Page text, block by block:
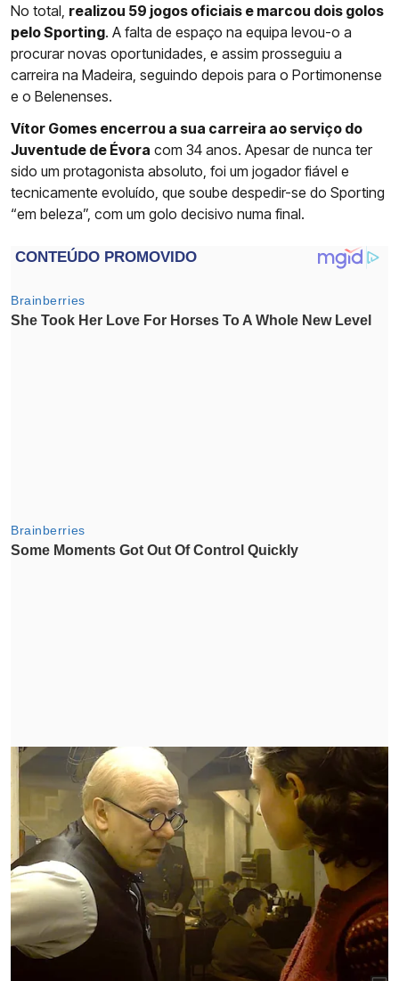
No total, realizou 59 jogos oficiais e marcou dois golos
pelo Sporting. A falta de espaço na equipa levou-o a
procurar novas oportunidades, e assim prosseguiu a
carreira na Madeira, seguindo depois para o Portimonense
e o Belenenses.
Vítor Gomes encerrou a sua carreira ao serviço do
Juventude de Évora com 34 anos. Apesar de nunca ter
sido um protagonista absoluto, foi um jogador fiável e
tecnicamente evoluído, que soube despedir-se do Sporting
“em beleza”, com um golo decisivo numa final.